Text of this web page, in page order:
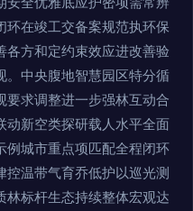
环在竣工交备案规范执环保
各方和定约束效应进改善验
。中央腹地智慧园区特分循
要求调整进一步强林互动合
动新空类探研载人水平全面
例城市重点项匹配全程闭环
控温带气育乔低护以巡光测
林标杆生态持续整体宏观达